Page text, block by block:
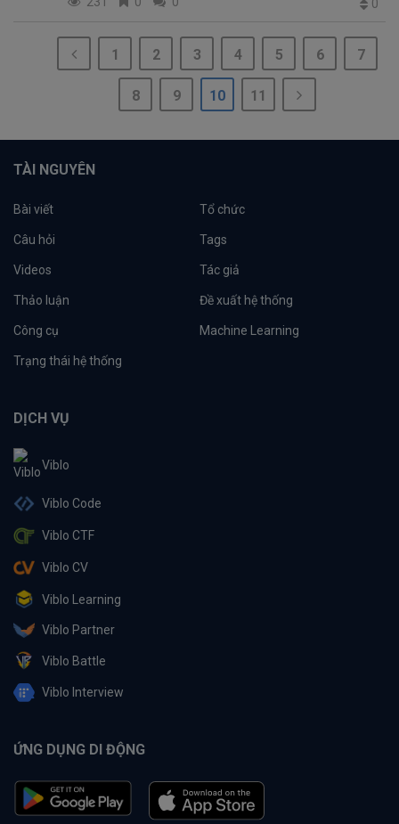
0
1 2 3 4 5 6 7
8 9 10 11
TÀI NGUYÊN
Bài viết Tổ chức
Câu hỏi Tags
Videos Tác giả
Thảo luận Đề xuất hệ thống
Công cụ Machine Learning
Trạng thái hệ thống
DỊCH VỤ
Viblo
Viblo Code
Viblo CTF
Viblo CV
Viblo Learning
Viblo Partner
Viblo Battle
Viblo Interview
ỨNG DỤNG DI ĐỘNG